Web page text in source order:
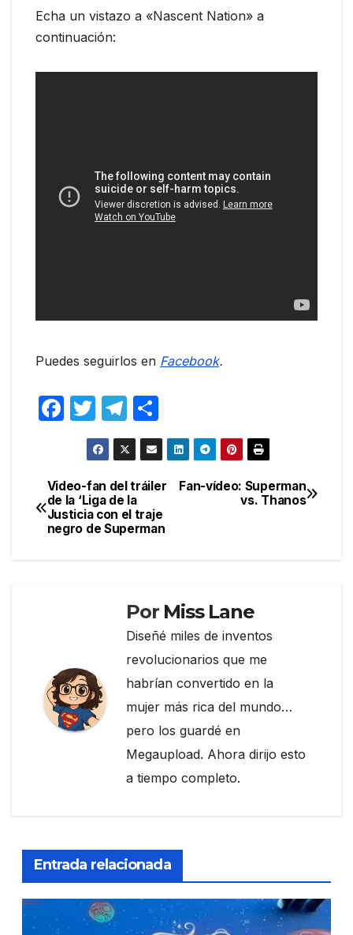
Echa un vistazo a «Nascent Nation» a
continuación:
Puedes seguirlos en Facebook.
F
e
b
o
T
w
itt
er
T
el
e
gr
a
m
o
m
p
ar
tir
Navegación
de
Fan-vídeo: Superman
vs. Thanos
Video-fan del tráiler
de la ‘Liga de la
Justicia con el traje
negro de Superman
Por Miss Lane
Diseñé miles de inventos
revolucionarios que me
habrían convertido en la
mujer más rica del mundo…
pero los guardé en
Megaupload. Ahora dirijo esto
a tiempo completo.
Entrada relacionada